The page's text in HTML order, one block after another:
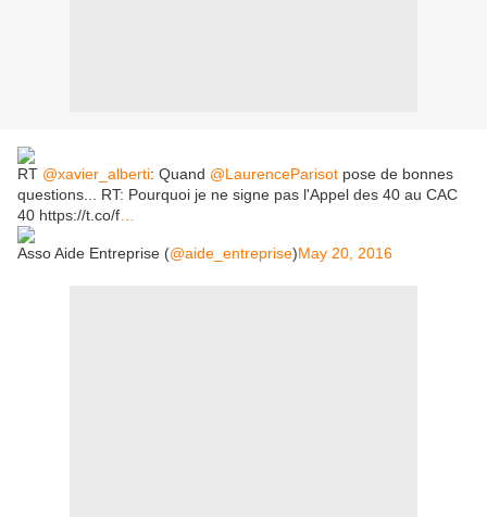
RT @xavier_alberti: Quand @LaurenceParisot pose de bonnes
questions... RT: Pourquoi je ne signe pas l'Appel des 40 au CAC
40 https://t.co/f
Asso Aide Entreprise (@aide_entreprise)May 20, 2016